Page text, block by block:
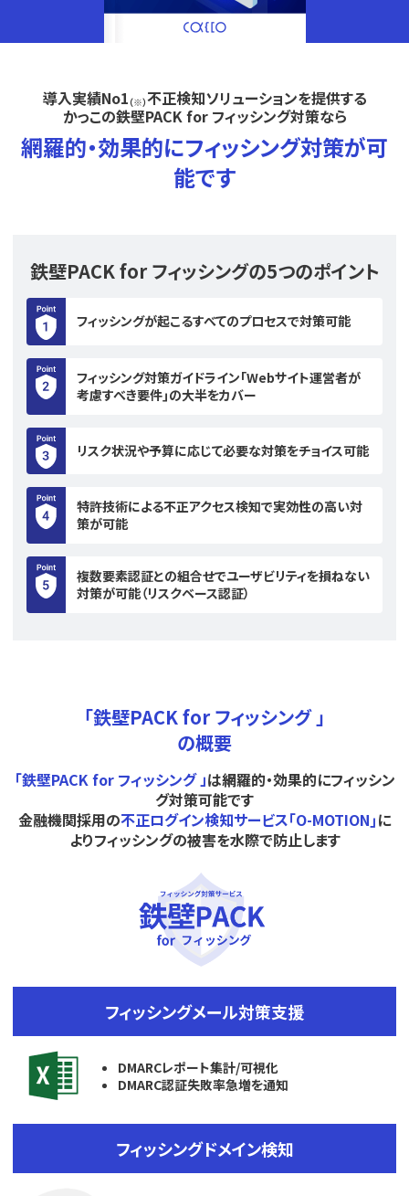
導入実績No1（※）不正検知ソリューションを提供する
かっこの鉄壁PACK for フィッシング対策なら
網羅的・効果的にフィッシング対策が可
能です
鉄壁PACK for フィッシングの5つのポイント
フィッシングが起こるすべてのプロセスで対策可能
フィッシング対策ガイドライン｢Webサイト運営者が
考慮すべき要件｣の大半をカバー
リスク状況や予算に応じて必要な対策をチョイス可能
特許技術による不正アクセス検知で実効性の高い対
策が可能
複数要素認証との組合せでユーザビリティを損ねない
対策が可能（リスクベース認証）
「鉄壁PACK for フィッシング 」
の概要
｢鉄壁PACK for フィッシング 」は網羅的・効果的にフィッシン
グ対策可能です
金融機関採用の不正ログイン検知サービス｢O-MOTION｣に
よりフィッシングの被害を水際で防止します
フィッシングメール対策支援
DMARCレポート集計/可視化
DMARC認証失敗率急増を通知
フィッシングドメイン検知